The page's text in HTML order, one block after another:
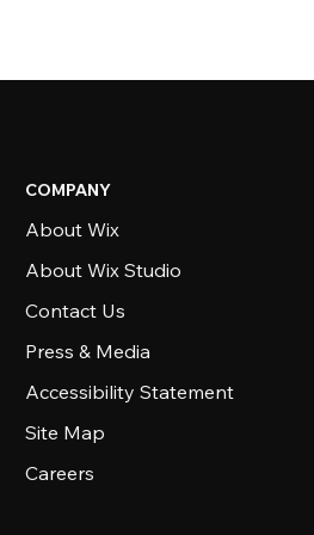
COMPANY
About Wix
About Wix Studio
Contact Us
Press & Media
Accessibility Statement
Site Map
Careers